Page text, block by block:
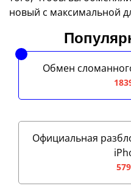
новый с максимальной
Обмен
Официальная